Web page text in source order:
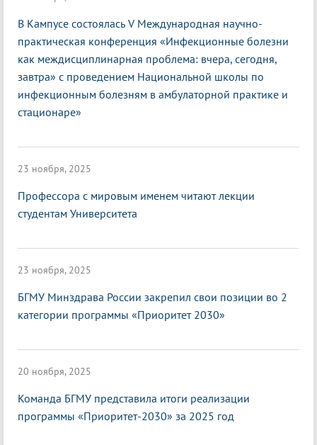
В Кампусе состоялась V Международная научно-
практическая конференция «Инфекционные болезни
как междисциплинарная проблема: вчера, сегодня,
завтра» с проведением Национальной школы по
инфекционным болезням в амбулаторной практике и
стационаре»
23 ноября, 2025
Профессора с мировым именем читают лекции
студентам Университета
23 ноября, 2025
БГМУ Минздрава России закрепил свои позиции во 2
категории программы «Приоритет 2030»
20 ноября, 2025
Команда БГМУ представила итоги реализации
программы «Приоритет-2030» за 2025 год